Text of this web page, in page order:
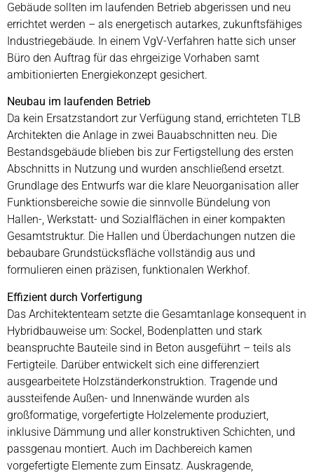
Gebäude sollten im laufenden Betrieb abgerissen und neu
errichtet werden – als energetisch autarkes, zukunftsfähiges
Industriegebäude. In einem VgV-Verfahren hatte sich unser
Büro den Auftrag für das ehrgeizige Vorhaben samt
ambitionierten Energiekonzept gesichert.
Neubau im laufenden Betrieb
Da kein Ersatzstandort zur Verfügung stand, errichteten TLB
Architekten die Anlage in zwei Bauabschnitten neu. Die
Bestandsgebäude blieben bis zur Fertigstellung des ersten
Abschnitts in Nutzung und wurden anschließend ersetzt.
Grundlage des Entwurfs war die klare Neuorganisation aller
Funktionsbereiche sowie die sinnvolle Bündelung von
Hallen-, Werkstatt- und Sozialflächen in einer kompakten
Gesamtstruktur. Die Hallen und Überdachungen nutzen die
bebaubare Grundstücksfläche vollständig aus und
formulieren einen präzisen, funktionalen Werkhof.
Effizient durch Vorfertigung
Das Architektenteam setzte die Gesamtanlage konsequent in
Hybridbauweise um: Sockel, Bodenplatten und stark
beanspruchte Bauteile sind in Beton ausgeführt – teils als
Fertigteile. Darüber entwickelt sich eine differenziert
ausgearbeitete Holzständerkonstruktion. Tragende und
aussteifende Außen- und Innenwände wurden als
großformatige, vorgefertigte Holzelemente produziert,
inklusive Dämmung und aller konstruktiven Schichten, und
passgenau montiert. Auch im Dachbereich kamen
vorgefertigte Elemente zum Einsatz. Auskragende,